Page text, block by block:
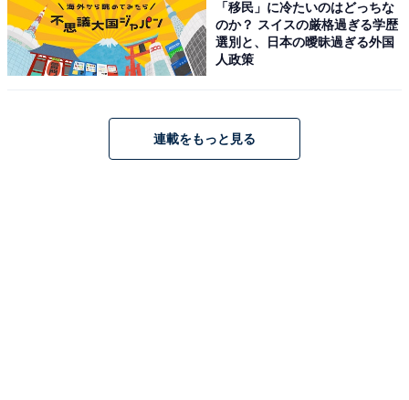
「移民」に冷たいのはどっちな
のか？ スイスの厳格過ぎる学歴
選別と、日本の曖昧過ぎる外国
人政策
連載をもっと見る